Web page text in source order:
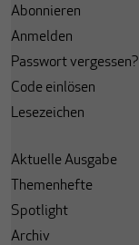
Abonnieren
Anmelden
Passwort vergessen?
Code einlösen
Lesezeichen
Aktuelle Ausgabe
Themenhefte
Spotlight
Archiv